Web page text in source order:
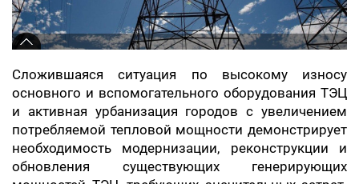
Сложившаяся ситуация по высокому износу
основного и вспомогательного оборудования ТЭЦ
и активная урбанизация городов с увеличением
потребляемой тепловой мощности демонстрирует
необходимость модернизации, реконструкции и
обновления существующих генерирующих